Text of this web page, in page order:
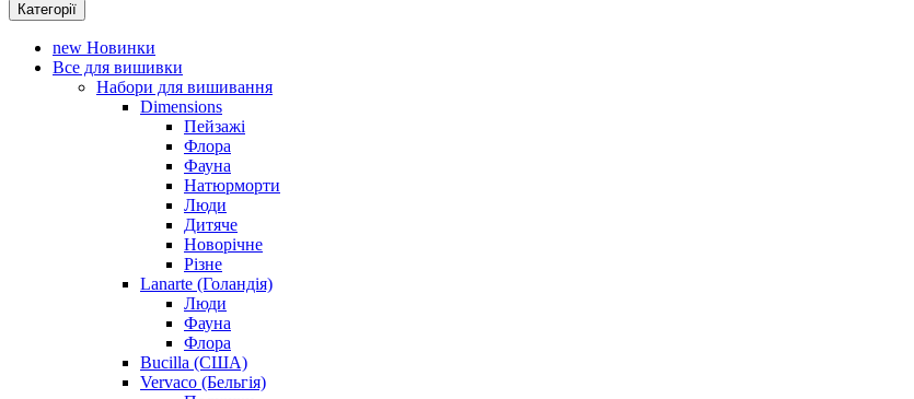
Категорії
new Новинки
Все для вишивки
Набори для вишивання
Dimensions
Пейзажі
Флора
Фауна
Натюрморти
Люди
Дитяче
Новорічне
Різне
Lanarte (Голандія)
Люди
Фауна
Флора
Bucilla (США)
Vervaco (Бельгія)